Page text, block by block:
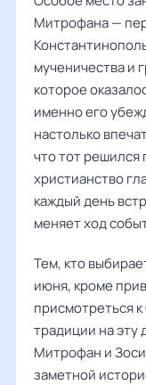
Митрофана —
мученичества и
которое
именно его
настолько
что тот решился
христианство
каждый день
меняет ход
Тем, кто
июня, кроме
присмотреться
традиции на эту
Митрофан и
заметной